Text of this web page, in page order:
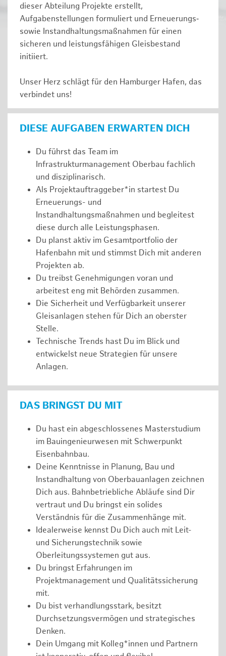
dieser Abteilung Projekte erstellt,
Aufgabenstellungen formuliert und Erneuerungs‑
sowie Instandhaltungsmaßnahmen für einen
sicheren und leistungsfähigen Gleisbestand
initiiert.
Unser Herz schlägt für den Hamburger Hafen, das
verbindet uns!
DIESE AUFGABEN ERWARTEN DICH
Du führst das Team im
Infrastrukturmanagement Oberbau fachlich
und disziplinarisch.
Als Projektauftraggeber*in startest Du
Erneuerungs- und
Instandhaltungsmaßnahmen und begleitest
diese durch alle Leistungsphasen.
Du planst aktiv im Gesamtportfolio der
Hafenbahn mit und stimmst Dich mit anderen
Projekten ab.
Du treibst Genehmigungen voran und
arbeitest eng mit Behörden zusammen.
Die Sicherheit und Verfügbarkeit unserer
Gleisanlagen stehen für Dich an oberster
Stelle.
Technische Trends hast Du im Blick und
entwickelst neue Strategien für unsere
Anlagen.
DAS BRINGST DU MIT
Du hast ein abgeschlossenes Masterstudium
im Bauingenieurwesen mit Schwerpunkt
Eisenbahnbau.
Deine Kenntnisse in Planung, Bau und
Instandhaltung von Oberbauanlagen zeichnen
Dich aus. Bahnbetriebliche Abläufe sind Dir
vertraut und Du bringst ein solides
Verständnis für die Zusammenhänge mit.
Idealerweise kennst Du Dich auch mit Leit-
und Sicherungstechnik sowie
Oberleitungssystemen gut aus.
Du bringst Erfahrungen im
Projektmanagement und Qualitätssicherung
mit.
Du bist verhandlungsstark, besitzt
Durchsetzungsvermögen und strategisches
Denken.
Dein Umgang mit Kolleg*innen und Partnern